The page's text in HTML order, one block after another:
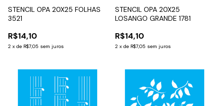
STENCIL OPA 20X25 FOLHAS
3521
R$14,10
2 x de R$7,05 sem juros
STENCIL OPA 20X25
LOSANGO GRANDE 1781
R$14,10
2 x de R$7,05 sem juros